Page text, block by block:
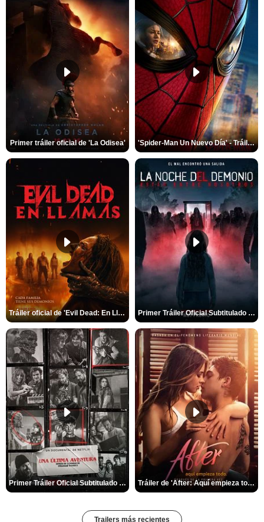
Primer tráiler oficial de 'La Odisea' 'Spider-Man Un Nuevo Día' - Tráiler oficial subtitulado
Tráiler oficial de 'Evil Dead: En Llamas' Primer Tráiler Oficial Subtitulado de 'La Noche Del Demonio: Están Entre Nosotros'
Primer Tráiler Oficial Subtitulado de 'Una última aventura: Detrás de cámaras de Stranger Things 5' Tráiler de 'After: Aquí empieza todo'
Trailers más recientes